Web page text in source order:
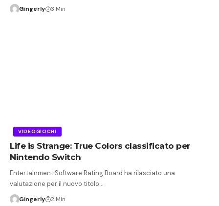
Gingerly 3 Min
VIDEOGIOCHI
Life is Strange: True Colors classificato per
Nintendo Switch
Entertainment Software Rating Board ha rilasciato una
valutazione per il nuovo titolo…
Gingerly 2 Min